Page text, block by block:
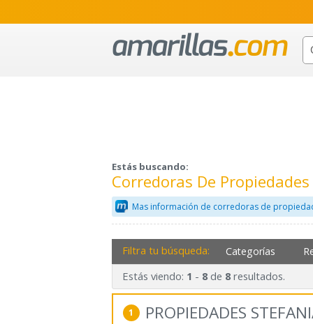
Estás buscando:
Corredoras De
Mas información de corredoras de
Filtra tu búsqueda: Categorías
Estás viendo: 1 - 8de 8resultados.
1 PROPIEDADES